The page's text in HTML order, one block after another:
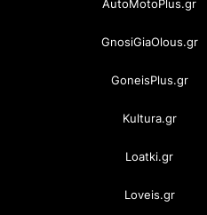
AutoMotoPlus.gr
GnosiGiaOlous.gr
GoneisPlus.gr
Kultura.gr
Loatki.gr
Loveis.gr